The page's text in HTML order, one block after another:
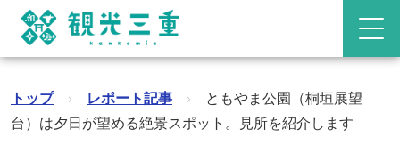
トップ › レポート記事 ›
ともやま公園（桐垣展望
台）は夕日が望める絶景スポット。見所を紹介します